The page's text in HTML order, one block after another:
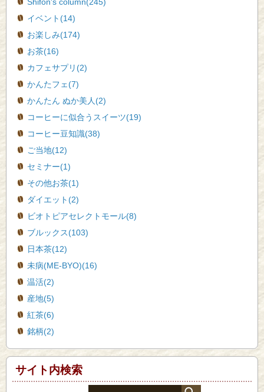
Shifon's column(245)
イベント(14)
お楽しみ(174)
お茶(16)
カフェサプリ(2)
かんたフェ(7)
かんたん ぬか美人(2)
コーヒーに似合うスイーツ(19)
コーヒー豆知識(38)
ご当地(12)
セミナー(1)
その他お茶(1)
ダイエット(2)
ビオトピアセレクトモール(8)
ブルックス(103)
日本茶(12)
未病(ME-BYO)(16)
温活(2)
産地(5)
紅茶(6)
銘柄(2)
サイト内検索